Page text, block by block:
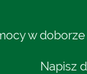
w
Napisz